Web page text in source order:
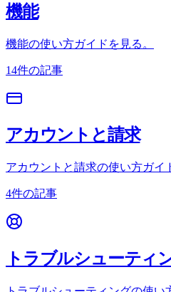
機能
機能の使い方ガイドを見る。
14件の記事
アカウントと請求
アカウントと請求の使い方ガイ
4件の記事
トラブルシューティ